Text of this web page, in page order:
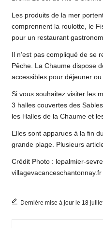
Les produits de la mer
comprennent la roulotte, le
pour un restaurant
Il n’est pas compliqué de
Pêche. La Chaume dispose
accessibles pour déjeuner
Si vous souhaitez visiter les
3 halles couvertes des
les Halles de la Chaume et
Elles sont apparues à la fin
grande plage. Plusieurs
Crédit Photo : lepalmier-
villagevacanceschantonnay.fr
Dernière mise à jour le 18